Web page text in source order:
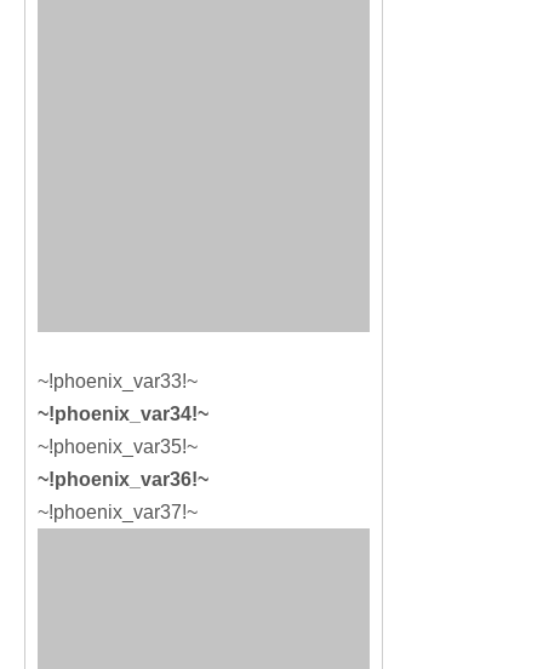
~!phoenix_var33!~
~!phoenix_var34!~
~!phoenix_var35!~
~!phoenix_var36!~
~!phoenix_var37!~